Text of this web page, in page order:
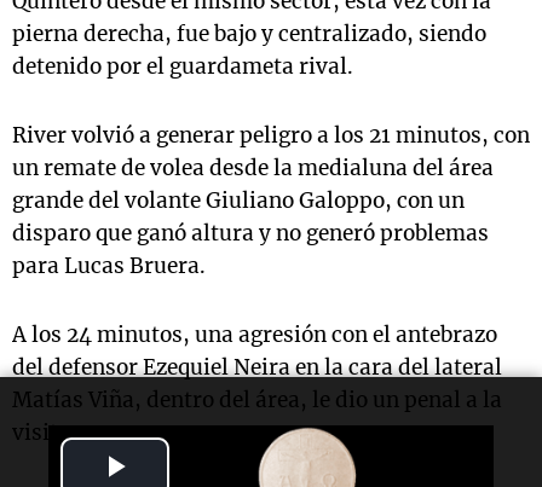
pierna derecha, fue bajo y centralizado, siendo
detenido por el guardameta rival.
River volvió a generar peligro a los 21 minutos, con
un remate de volea desde la medialuna del área
grande del volante Giuliano Galoppo, con un
disparo que ganó altura y no generó problemas
para Lucas Bruera.
A los 24 minutos, una agresión con el antebrazo
del defensor Ezequiel Neira en la cara del lateral
Matías Viña, dentro del área, le dio un penal a la
visita.